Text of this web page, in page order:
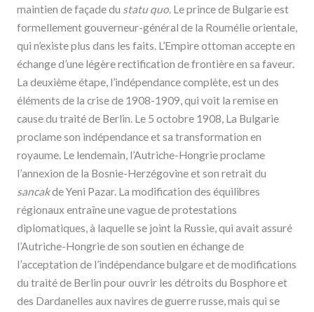
maintien de façade du statu quo. Le prince de Bulgarie est
formellement gouverneur-général de la Roumélie orientale,
qui n’existe plus dans les faits. L’Empire ottoman accepte en
échange d’une légère rectification de frontière en sa faveur.
La deuxième étape, l’indépendance complète, est un des
éléments de la crise de 1908-1909, qui voit la remise en
cause du traité de Berlin. Le 5 octobre 1908, La Bulgarie
proclame son indépendance et sa transformation en
royaume. Le lendemain, l’Autriche-Hongrie proclame
l’annexion de la Bosnie-Herzégovine et son retrait du
sancakde Yeni Pazar. La modification des équilibres
régionaux entraîne une vague de protestations
diplomatiques, à laquelle se joint la Russie, qui avait assuré
l’Autriche-Hongrie de son soutien en échange de
l’acceptation de l’indépendance bulgare et de modifications
du traité de Berlin pour ouvrir les détroits du Bosphore et
des Dardanelles aux navires de guerre russe, mais qui se